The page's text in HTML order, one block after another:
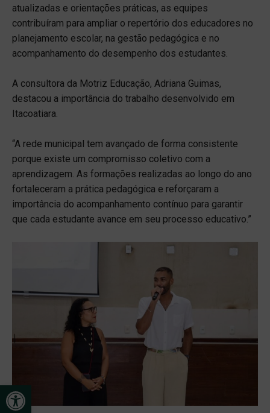
Open toolbar
atualizadas e orientações práticas, as equipes
contribuíram para ampliar o repertório dos educadores no
planejamento escolar, na gestão pedagógica e no
acompanhamento do desempenho dos estudantes.
A consultora da Motriz Educação, Adriana Guimas,
destacou a importância do trabalho desenvolvido em
Itacoatiara.
“A rede municipal tem avançado de forma consistente
porque existe um compromisso coletivo com a
aprendizagem. As formações realizadas ao longo do ano
fortaleceram a prática pedagógica e reforçaram a
importância do acompanhamento contínuo para garantir
que cada estudante avance em seu processo educativo.”